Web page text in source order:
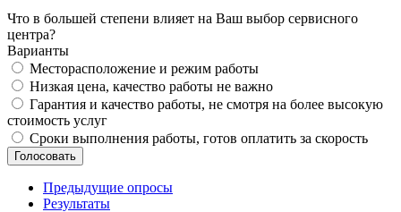
Что в большей степени влияет на Ваш выбор сервисного
центра?
Варианты
Месторасположение и режим работы
Низкая цена, качество работы не важно
Гарантия и качество работы, не смотря на более высокую
стоимость услуг
Сроки выполнения работы, готов оплатить за скорость
Предыдущие опросы
Результаты